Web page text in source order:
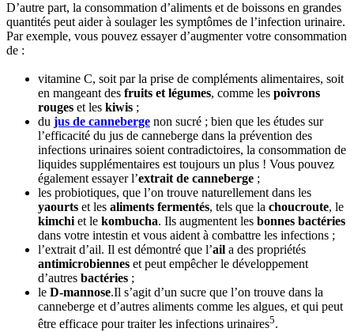
D’autre part, la consommation d’aliments et de boissons en grandes
quantités peut aider à soulager les symptômes de l’infection urinaire.
Par exemple, vous pouvez essayer d’augmenter votre consommation
de :
vitamine C, soit par la prise de compléments alimentaires, soit
en mangeant des fruits et légumes, comme les poivrons
rouges et les kiwis ;
du jus de canneberge non sucré ; bien que les études sur
l’efficacité du jus de canneberge dans la prévention des
infections urinaires soient contradictoires, la consommation de
liquides supplémentaires est toujours un plus ! Vous pouvez
également essayer l’extrait de canneberge ;
les probiotiques, que l’on trouve naturellement dans les
yaourts et les aliments fermentés, tels que la choucroute, le
kimchi et le kombucha. Ils augmentent les bonnes bactéries
dans votre intestin et vous aident à combattre les infections ;
l’extrait d’ail. Il est démontré que l’ail a des propriétés
antimicrobiennes et peut empêcher le développement
d’autres bactéries ;
le D-mannose.Il s’agit d’un sucre que l’on trouve dans la
canneberge et d’autres aliments comme les algues, et qui peut
être efficace pour traiter les infections urinaires5.